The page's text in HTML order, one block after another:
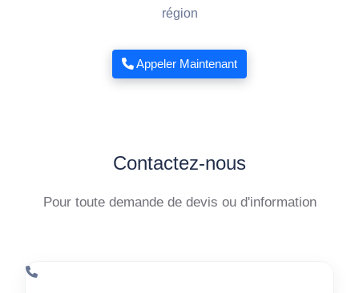
région
Appeler Maintenant
Contactez-nous
Pour toute demande de devis ou d'information